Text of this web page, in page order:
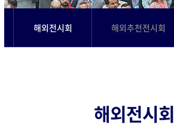
해외전시회 해외추천전시회
해외전시회